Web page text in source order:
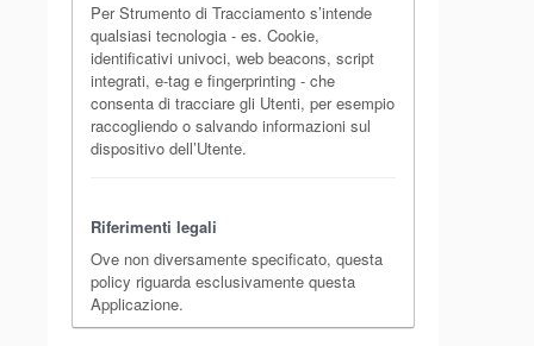
Per Strumento di Tracciamento s’intende
qualsiasi tecnologia - es. Cookie,
identificativi univoci, web beacons, script
integrati, e-tag e fingerprinting - che
consenta di tracciare gli Utenti, per esempio
raccogliendo o salvando informazioni sul
dispositivo dell’Utente.
Riferimenti legali
Ove non diversamente specificato, questa
policy riguarda esclusivamente questa
Applicazione.